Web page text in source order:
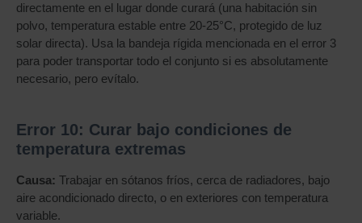
directamente en el lugar donde curará (una habitación sin
polvo, temperatura estable entre 20-25°C, protegido de luz
solar directa). Usa la bandeja rígida mencionada en el error 3
para poder transportar todo el conjunto si es absolutamente
necesario, pero evítalo.
Error 10: Curar bajo condiciones de
temperatura extremas
Causa: Trabajar en sótanos fríos, cerca de radiadores, bajo
aire acondicionado directo, o en exteriores con temperatura
variable.